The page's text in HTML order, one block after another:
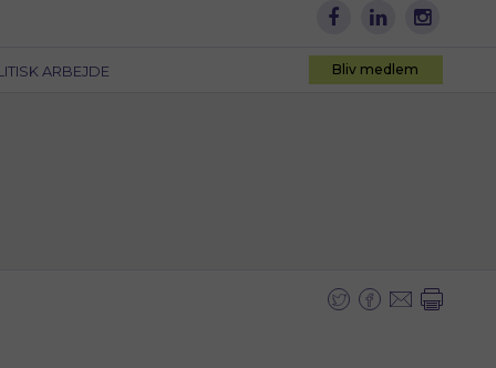
ARBEJDE Bliv medlem